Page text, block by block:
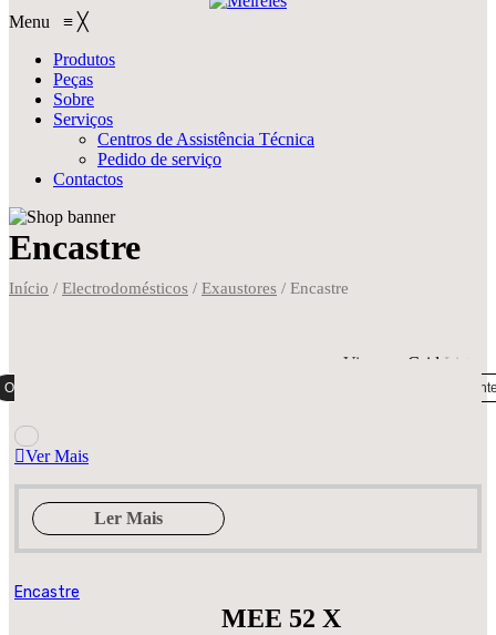
Menu ≡ ╳
Produtos
Peças
Sobre
Serviços
Centros de Assistência Técnica
Pedido de serviço
Contactos
Encastre
Início / Electrodomésticos / Exaustores / Encastre
View on Grid List
Ordenação padrão Ordenar por mais
Ver Mais
Ler Mais
Encastre
MEE 52 X